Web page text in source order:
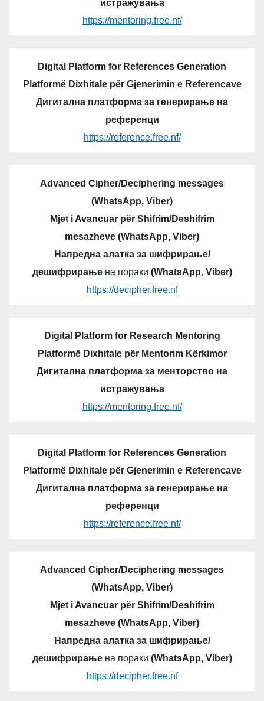
истражувања
https://mentoring.free.nf/
Digital Platform for References Generation
Platformë Dixhitale për Gjenerimin e Referencave
Дигитална платформа за генерирање на
референци
https://reference.free.nf/
Advanced Cipher/Deciphering messages
(WhatsApp, Viber)
Mjet i Avancuar për Shifrim/Deshifrim
mesazheve (WhatsApp, Viber)
Напредна алатка за шифрирање/
дешифрирањена пораки (WhatsApp, Viber)
https://decipher.free.nf
Digital Platform for Research Mentoring
Platformë Dixhitale për Mentorim Kërkimor
Дигитална платформа за менторство на
истражувања
https://mentoring.free.nf/
Digital Platform for References Generation
Platformë Dixhitale për Gjenerimin e Referencave
Дигитална платформа за генерирање на
референци
https://reference.free.nf/
Advanced Cipher/Deciphering messages
(WhatsApp, Viber)
Mjet i Avancuar për Shifrim/Deshifrim
mesazheve (WhatsApp, Viber)
Напредна алатка за шифрирање/
дешифрирањена пораки (WhatsApp, Viber)
https://decipher.free.nf